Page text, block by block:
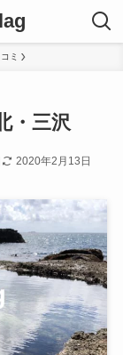
ミ
・三沢
2020年2月13日